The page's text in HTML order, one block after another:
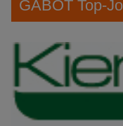
GABOT Top-